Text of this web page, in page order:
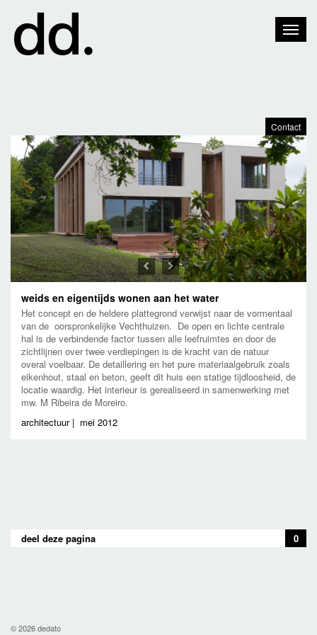
Contact
Toggle
Previous
Next
weids en eigentijds wonen aan het water
Het concept en de heldere plattegrond verwijst naar de vormentaal
van de oorspronkelijke Vechthuizen. De open en lichte centrale
hal is de verbindende factor tussen alle leefruimtes en door de
zichtlijnen over twee verdiepingen is de kracht van de natuur
overal voelbaar. De detaillering en het pure materiaalgebruik zoals
eikenhout, staal en beton, geeft dit huis een statige tijdloosheid, de
locatie waardig. Het interieur is gerealiseerd in samenwerking met
mw. M Ribeira de Moreiro.
architectuur | mei 2012
deel deze pagina 0
© 2026 dedato